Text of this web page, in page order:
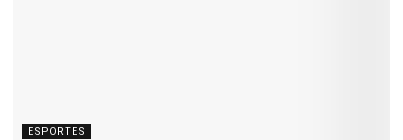
ESPORTES